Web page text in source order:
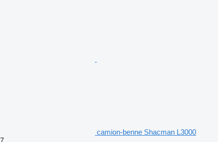
camion-benne Shacman L3000
7